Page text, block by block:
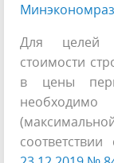
Для целей
стоимости
в цены
соответствии